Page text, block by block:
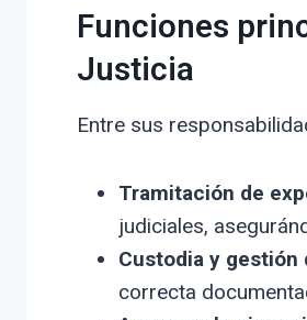
Funciones
Justicia
Entre sus
Tramitación de
judiciales,
Custodia y gestión
correcta